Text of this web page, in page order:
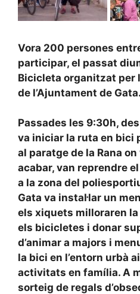
Vora 200 persones
participar, el passat
Bicicleta organitzat per
de l’Ajuntament de Gata.
Passades les 9:30h,
va iniciar la ruta en bici
al paratge de la Rana
acabar, van reprendre
a la zona del
Gata va instal·lar un
els xiquets milloraren
els bicicletes i donar
d’animar a majors i
la bici en l’entorn urbà
activitats en família. A
sorteig de regals